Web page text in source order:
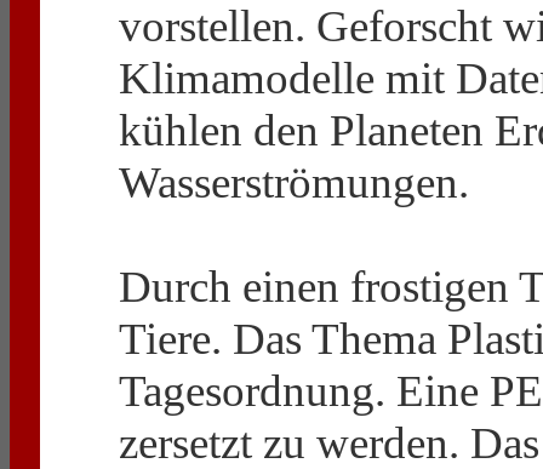
vorstellen. Geforscht
Klimamodelle mit
kühlen den Planeten
Wasserströmungen.
Durch einen frostigen
Tiere. Das Thema
Tagesordnung. Eine
zersetzt zu werden.